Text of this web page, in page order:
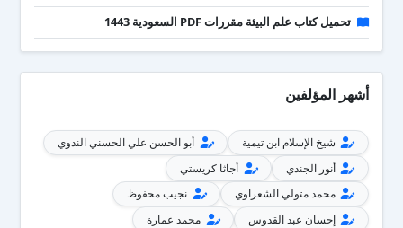
تحميل كتاب علم البيئة مقررات PDF السعودية 1443
أشهر المؤلفين
شيخ الإسلام ابن تيمية
أبو الحسن علي الحسني الندوي
أنور الجندي
أجاثا كريستي
محمد متولي الشعراوي
نجيب محفوظ
إحسان عبد القدوس
محمد عمارة